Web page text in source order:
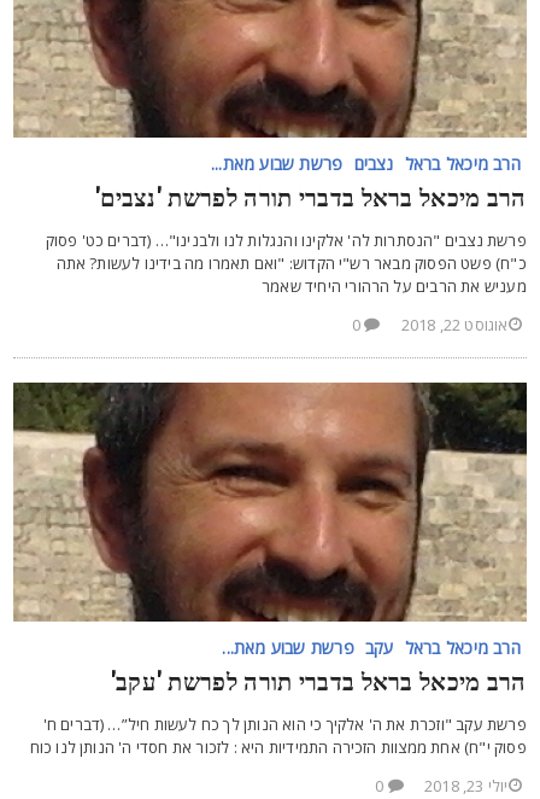
הרב מיכאל בראל נצבים פרשת שבוע מאת...
מיכאל בראל בדברי תורה לפרשת 'נצבים'
נצבים "הנסתרות לה' אלקינו והנגלות לנו ולבנינו"… (דברים כט' פסוק
פשט הפסוק מבאר רש"י הקדוש: "ואם תאמרו מה בידינו לעשות? אתה
את הרבים על הרהורי היחיד שאמר
אוגוסט 22, 2018
0
הרב מיכאל בראל עקב פרשת שבוע מאת...
מיכאל בראל בדברי תורה לפרשת 'עקב'
עקב "וזכרת את ה' אלקיך כי הוא הנותן לך כח לעשות חיל”… (דברים ח'
י"ח) אחת ממצוות הזכירה התמידיות היא : לזכור את חסדי ה' הנותן לנו כוח
יולי 23, 2018
0